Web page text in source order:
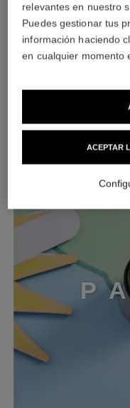
P
relevantes en nuestro
Puedes gestionar tus
información haciendo
en cualquier momento
ACEPTAR